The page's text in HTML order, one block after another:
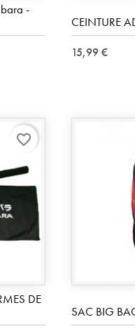
-
CEINTURE
15,99 €
DE
favorite_border
SAC BIG